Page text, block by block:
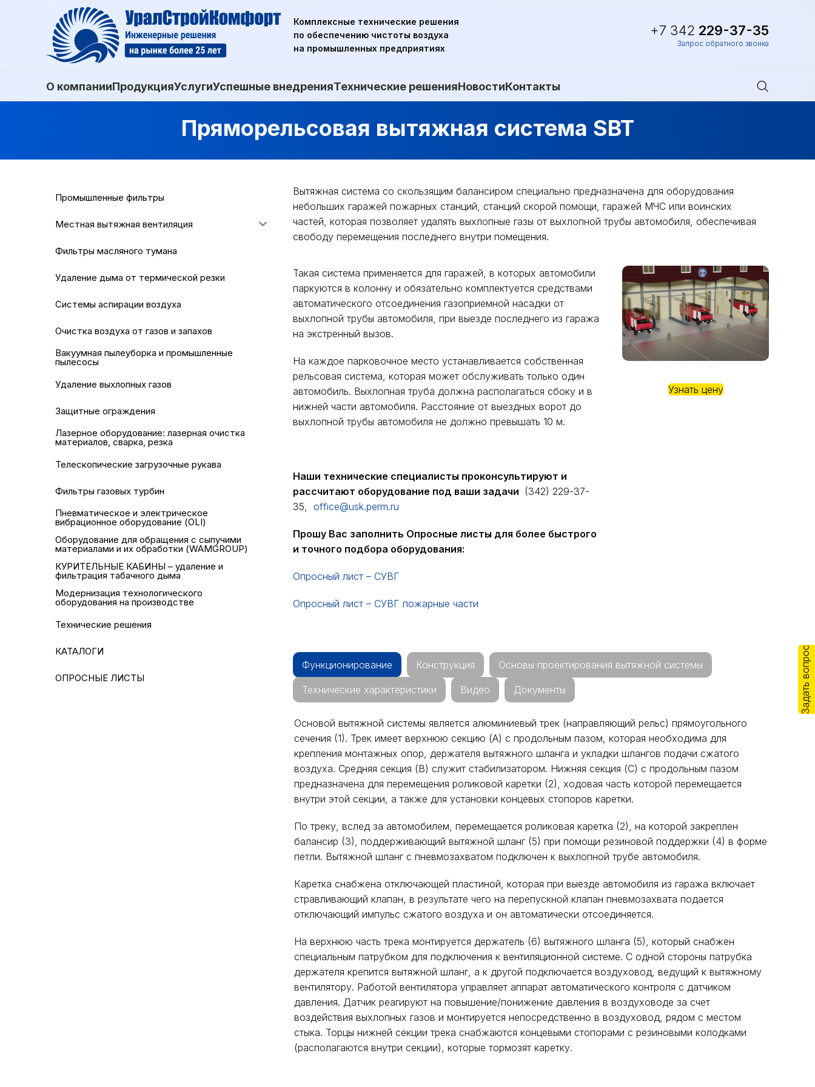
Комплексные технические решения
по обеспечению чистоты воздуха
на промышленных предприятиях
+7 342 229-37-35
Запрос обратного звонка
О компанииПродукцияУслугиУспешные внедренияТехнические решенияНовостиКонтакты
Пряморельсовая вытяжная система SBT
Вытяжная система со скользящим балансиром специально предназначена для оборудования
небольших гаражей пожарных станций, станций скорой помощи, гаражей МЧС или воинских
частей, которая позволяет удалять выхлопные газы от выхлопной трубы автомобиля, обеспечивая
свободу перемещения последнего внутри помещения.
Такая система применяется для гаражей, в которых автомобили
паркуются в колонну и обязательно комплектуется средствами
автоматического отсоединения газоприемной насадки от
выхлопной трубы автомобиля, при выезде последнего из гаража
на экстренный вызов.
На каждое парковочное место устанавливается собственная
рельсовая система, которая может обслуживать только один
автомобиль. Выхлопная труба должна располагаться сбоку и в
нижней части автомобиля. Расстояние от выездных ворот до
выхлопной трубы автомобиля не должно превышать 10 м.
Наши технические специалисты проконсультируют и
рассчитают оборудование под ваши задачи (342) 229-37-
35,office@usk.perm.ru
Прошу Вас заполнить Опросные листы для более быстрого
и точного подбора оборудования:
Опросный лист – СУВГ
Опросный лист – СУВГ пожарные части
Узнать цену
Функционирование Конструкция Основы проектирования вытяжной системы
Технические характеристики Видео Документы
Основой вытяжной системы является алюминиевый трек (направляющий рельс) прямоугольного
сечения (1). Трек имеет верхнюю секцию (А) с продольным пазом, которая необходима для
крепления монтажных опор, держателя вытяжного шланга и укладки шлангов подачи сжатого
воздуха. Средняя секция (В) служит стабилизатором. Нижняя секция (С) с продольным пазом
предназначена для перемещения роликовой каретки (2), ходовая часть которой перемещается
внутри этой секции, а также для установки концевых стопоров каретки.
По треку, вслед за автомобилем, перемещается роликовая каретка (2), на которой закреплен
балансир (3), поддерживающий вытяжной шланг (5) при помощи резиновой поддержки (4) в форме
петли. Вытяжной шланг с пневмозахватом подключен к выхлопной трубе автомобиля.
Каретка снабжена отключающей пластиной, которая при выезде автомобиля из гаража включает
стравливающий клапан, в результате чего на перепускной клапан пневмозахвата подается
отключающий импульс сжатого воздуха и он автоматически отсоединяется.
На верхнюю часть трека монтируется держатель (6) вытяжного шланга (5), который снабжен
специальным патрубком для подключения к вентиляционной системе. С одной стороны патрубка
держателя крепится вытяжной шланг, а к другой подключается воздуховод, ведущий к вытяжному
вентилятору. Работой вентилятора управляет аппарат автоматического контроля с датчиком
давления. Датчик реагируют на повышение/понижение давления в воздуховоде за счет
воздействия выхлопных газов и монтируется непосредственно в воздуховод, рядом с местом
стыка. Торцы нижней секции трека снабжаются концевыми стопорами с резиновыми колодками
(располагаются внутри секции), которые тормозят каретку.
Промышленные фильтры
Местная вытяжная вентиляция
Фильтры масляного тумана
Удаление дыма от термической резки
Системы аспирации воздуха
Очистка воздуха от газов и запахов
Вакуумная пылеуборка и промышленные
пылесосы
Удаление выхлопных газов
Защитные ограждения
Лазерное оборудование: лазерная очистка
материалов, сварка, резка
Телескопические загрузочные рукава
Фильтры газовых турбин
Пневматическое и электрическое
вибрационное оборудование (OLI)
Оборудование для обращения с сыпучими
материалами и их обработки (WAMGROUP)
КУРИТЕЛЬНЫЕ КАБИНЫ – удаление и
фильтрация табачного дыма
Модернизация технологического
оборудования на производстве
Технические решения
КАТАЛОГИ
ОПРОСНЫЕ ЛИСТЫ Задать вопрос